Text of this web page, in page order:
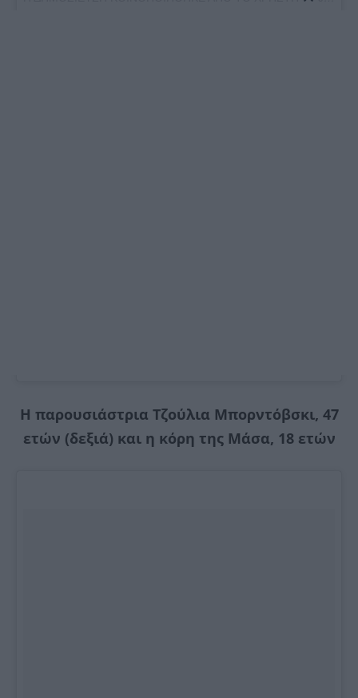
Η παρουσιάστρια Τζούλια Μπορντόβσκι, 47
ετών (δεξιά) και η κόρη της Μάσα, 18 ετών